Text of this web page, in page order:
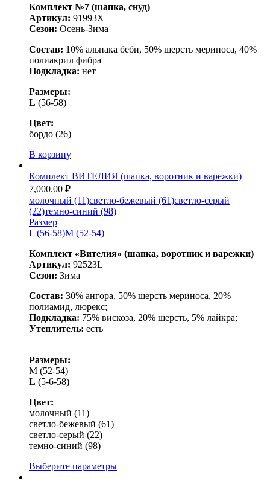
Комплект №7 (шапка, снуд)
Артикул: 91993Х
Сезон: Осень-Зима
Состав: 10% альпака беби, 50% шерсть мериноса, 40%
полиакрил фибра
Подкладка: нет
Размеры:
L (56-58)
Цвет:
бордо (26)
В корзину
Комплект ВИТЕЛИЯ (шапка, воротник и варежки)
7,000.00 ₽
молочный (11)светло-бежевый (61)светло-серый
(22)темно-синий (98)
Размер
L (56-58)M (52-54)
Комплект «Вителия» (шапка, воротник и варежки)
Артикул: 92523L
Сезон: Зима
Состав: 30% ангора, 50% шерсть мериноса, 20%
полиамид, люрекс;
Подкладка: 75% вискоза, 20% шерсть, 5% лайкра;
Утеплитель: есть
Размеры:
М (52-54)
L (5-6-58)
Цвет:
молочный (11)
светло-бежевый (61)
светло-серый (22)
темно-синий (98)
Выберите параметры